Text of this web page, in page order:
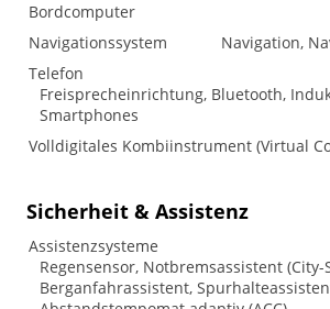
Bordcomputer
Navigationssystem
Navigation,
Telefon
Freisprecheinrichtung, Bluetooth,
Smartphones
Volldigitales Kombiinstrument (Virtual
Sicherheit & Assistenz
Assistenzsysteme
Regensensor, Notbremsassistent (City-
Berganfahrassistent,